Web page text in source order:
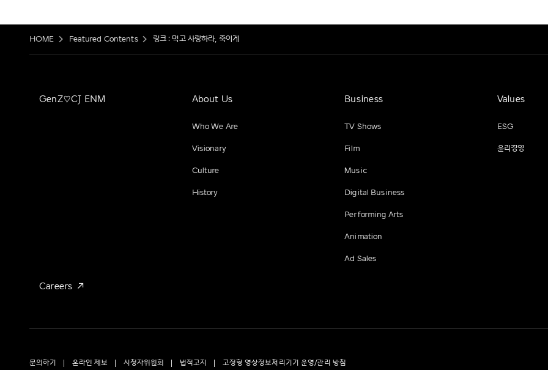
HOME Featured Contents 링크 : 먹고 사랑하라, 죽이게
GenZ♡CJ ENM About Us
Who We Are
Visionary
Culture
History
Business
TV Shows
Film
Music
Digital Business
Performing Arts
Animation
Ad Sales
Values
ESG
윤리경영
Careers
문의하기 온라인 제보 시청자위원회 법적고지 고정형 영상정보처리기기 운영/관리 방침